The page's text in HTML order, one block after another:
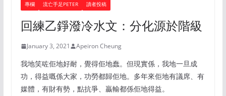
專欄 流亡手足PETER 讀者投稿
回練乙錚潑冷水文：分化源於階級
January 3, 2021 Apeiron Cheung
我地笑咗佢地好耐，覺得佢地蠢。但現實係，我地一旦成
功，得益嘅係大家，功勞都歸佢地。多年來佢地有議席、有
媒體，有財有勢，點抗爭、贏輸都係佢地得益。